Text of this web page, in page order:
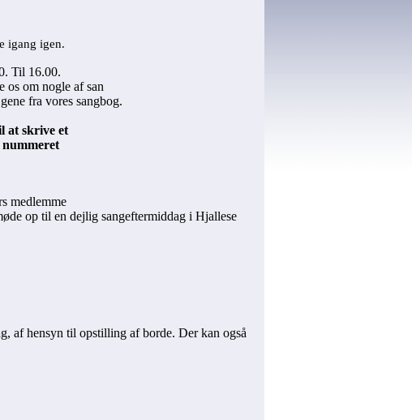
igang igen.
Til 16.00.
om nogle af san
fra vores sangbog.
at skrive et
medlemme
op til en dejlig sangeftermiddag i Hjallese
af hensyn til opstilling af borde. Der kan også